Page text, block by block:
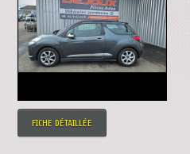
FICHE DÉTAILLÉE